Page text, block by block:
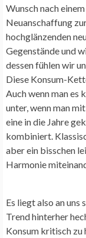
Wunsch nach
Neuanschaffung
hochglänzenden
Gegenstände und
dessen fühlen wir
Diese Konsum-
Auch wenn man es
unter, wenn man
eine in die Jahre
kombiniert.
aber ein bisschen
Harmonie
Es liegt also an
Trend hinterher
Konsum kritisch